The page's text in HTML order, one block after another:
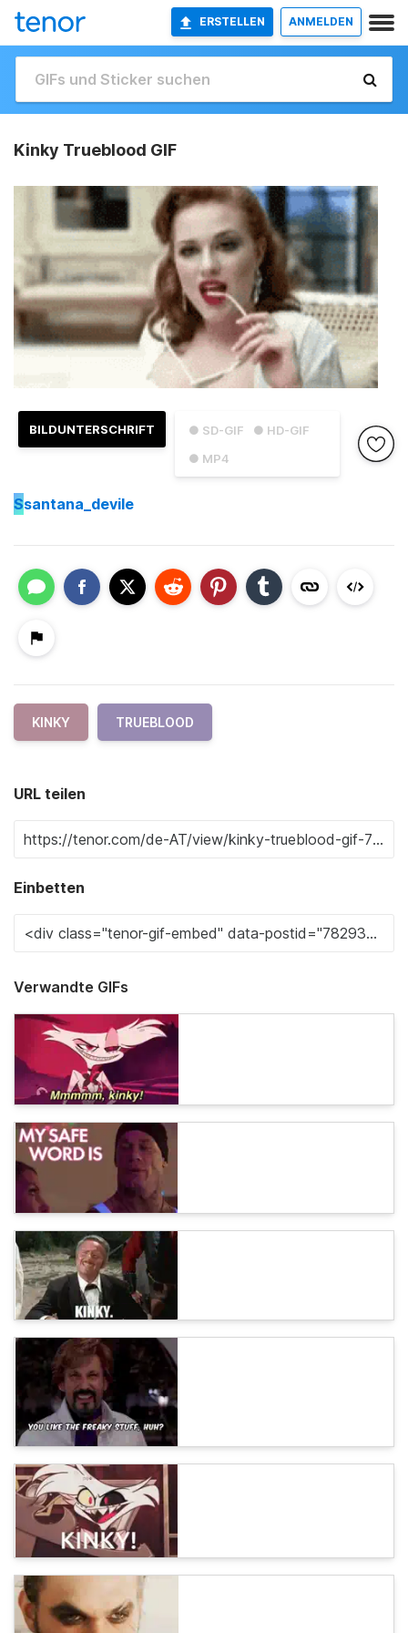
ERSTELLEN ANMELDEN
Kinky Trueblood GIF
● SD-GIF
● HD-GIF
● MP4
BILDUNTERSCHRIFT
Ssantana_devile
KINKY TRUEBLOOD
URL teilen
Einbetten
Verwandte GIFs